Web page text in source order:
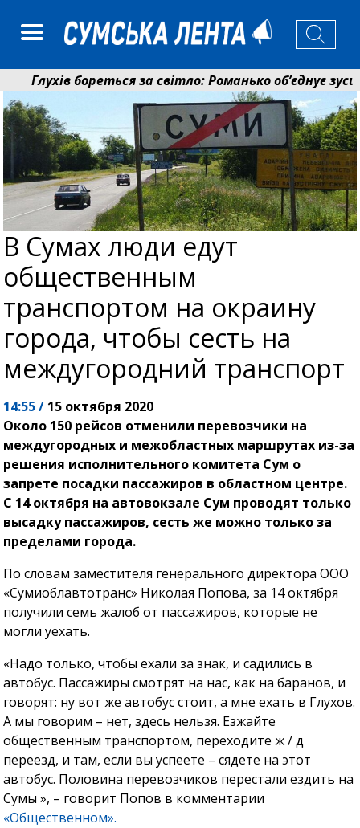
Глухів бореться за світло: Романько об’єднує
Пенсійний фонд Сумщини спрямував 0,2 млрд грн
В Сумах люди едут
общественным
транспортом на окраину
города, чтобы сесть на
междугородний транспорт
14:55 / 15 октября 2020
Около 150 рейсов отменили перевозчики на
междугородных и межобластных маршрутах из-за
решения исполнительного комитета Сум о
запрете посадки пассажиров в областном центре.
С 14 октября на автовокзале Сум проводят только
высадку пассажиров, сесть же можно только за
пределами города.
По словам заместителя генерального директора ООО
«Сумиоблавтотранс» Николая Попова, за 14 октября
получили семь жалоб от пассажиров, которые не
могли уехать.
«Надо только, чтобы ехали за знак, и садились в
автобус. Пассажиры смотрят на нас, как на баранов, и
говорят: ну вот же автобус стоит, а мне ехать в Глухов.
А мы говорим – нет, здесь нельзя. Езжайте
общественным транспортом, переходите ж / д
переезд, и там, если вы успеете – сядете на этот
автобус. Половина перевозчиков перестали ездить на
Сумы », – говорит Попов в комментарии
«Общественном».